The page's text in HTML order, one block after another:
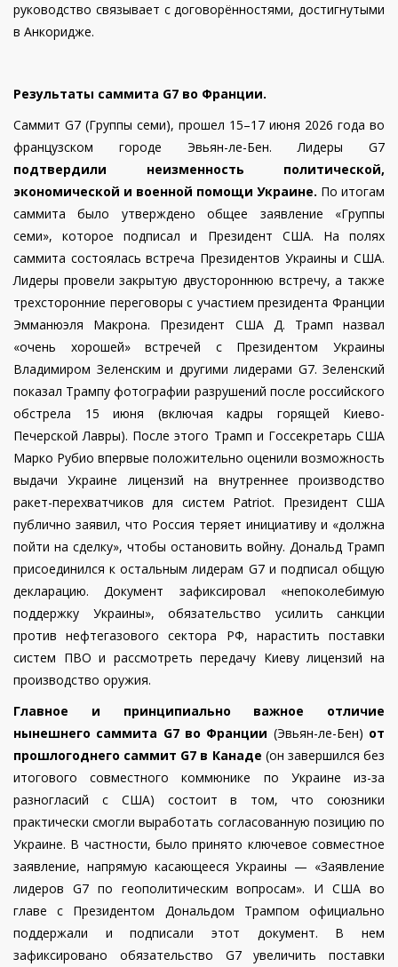
руководство связывает с договорённостями, достигнутыми
в Анкоридже.
Результаты саммита G7 во Франции.
Саммит G7 (Группы семи), прошел 15–17 июня 2026 года во
французском городе Эвьян-ле-Бен. Лидеры G7
подтвердили неизменность политической,
экономической и военной помощи Украине. По итогам
саммита было утверждено общее заявление «Группы
семи», которое подписал и Президент США. На полях
саммита состоялась встреча Президентов Украины и США.
Лидеры провели закрытую двустороннюю встречу, а также
трехсторонние переговоры с участием президента Франции
Эмманюэля Макрона.
Президент США Д. Трамп назвал
«очень хорошей» встречей с Президентом Украины
Владимиром Зеленским и другими лидерами G7. Зеленский
показал Трампу фотографии разрушений после российского
обстрела 15 июня (включая кадры горящей Киево-
Печерской Лавры). После этого Трамп и Госсекретарь США
Марко Рубио впервые положительно оценили возможность
выдачи Украине лицензий на внутреннее производство
ракет-перехватчиков для систем Patriot. Президент США
публично заявил, что Россия теряет инициативу и «должна
пойти на сделку», чтобы остановить войну. Дональд Трамп
присоединился к остальным лидерам G7 и подписал общую
декларацию. Документ зафиксировал «непоколебимую
поддержку Украины», обязательство усилить санкции
против нефтегазового сектора РФ, нарастить поставки
систем ПВО и рассмотреть передачу Киеву лицензий на
производство оружия.
Главное и принципиально важное отличие
нынешнего саммита G7 во Франции (Эвьян-ле-Бен) от
прошлогоднего саммит G7 в Канаде (он завершился без
итогового совместного коммюнике по Украине из-за
разногласий с США) состоит в том, что союзники
практически смогли выработать согласованную позицию по
Украине. В частности, было принято ключевое совместное
заявление, напрямую касающееся Украины — «Заявление
лидеров G7 по геополитическим вопросам». И США во
главе с Президентом Дональдом Трампом официально
поддержали и подписали этот документ. В нем
зафиксировано обязательство G7 увеличить поставки